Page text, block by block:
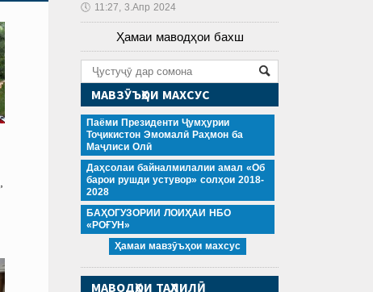
🕔 11:27, 3.Апр 2024
Ҳамаи маводҳои бахш
МАВЗӮЪҲОИ МАХСУС
Паёми Президенти Ҷумҳурии
Тоҷикистон Эмомалӣ Раҳмон ба
Маҷлиси Олӣ
Даҳсолаи байналмилалии амал «Об
барои рушди устувор» солҳои 2018-
2028
БАҲОГУЗОРИИ ЛОИҲАИ НБО
«РОҒУН»
Ҳамаи мавзӯъҳои махсус
МАВОДҲОИ ТАҲЛИЛӢ